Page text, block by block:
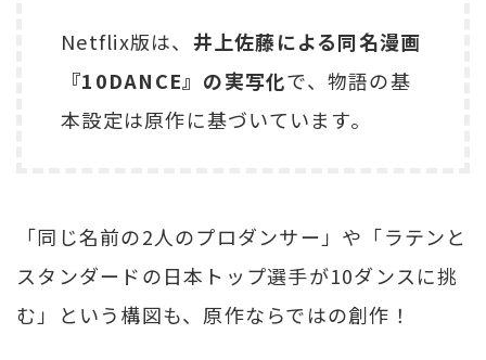
Netflix版は、 井上佐藤による同名漫画
『10DANCE』の実写化で、物語の基
本設定は原作に基づいています。
「同じ名前の2人のプロダンサー」や「ラテンと
スタンダードの日本トップ選手が10ダンスに挑
む」という構図も、原作ならではの創作！